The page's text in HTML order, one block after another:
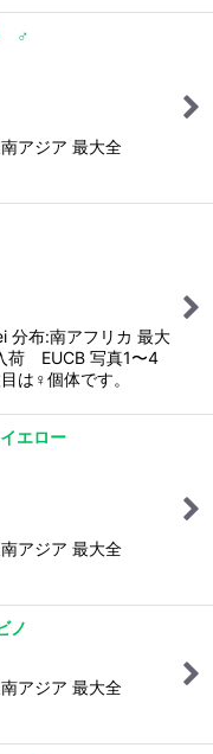
♂
アジア 最大全
分布:南アフリカ 最大
荷 EUCB 写真1〜4
は♀個体です。
エロー
アジア 最大全
ノ
アジア 最大全